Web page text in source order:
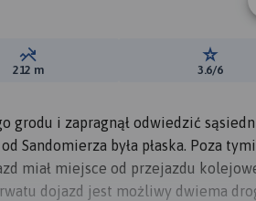
Suma spadków:
212 m Ocena
3.6/6
grodu i zapragnął odwiedzić
Sandomierza była płaska. Poza tymi
miał miejsce od przejazdu
dojazd jest możliwy dwiema